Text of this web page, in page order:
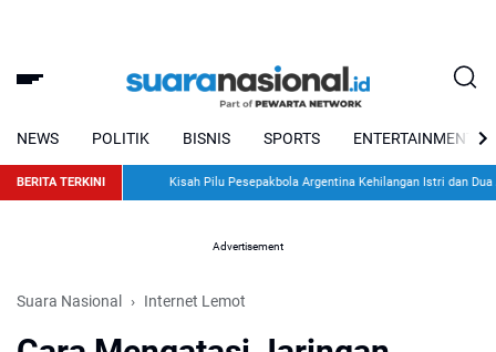
NEWS POLITIK BISNIS SPORTS ENTERTAINMENT
BERITA TERKINI Kisah Pilu Pesepakbola Argentina Kehilangan Istri dan Dua Anak
Advertisement
Suara Nasional Internet Lemot